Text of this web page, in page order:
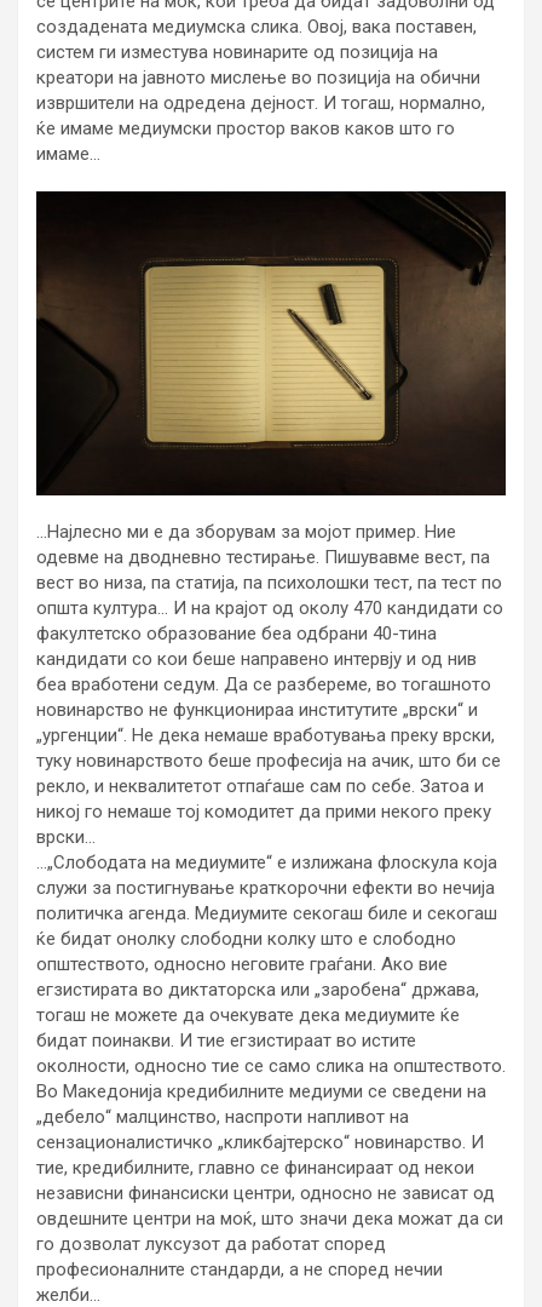
создадената медиумска слика. Овој, вака поставен,
систем ги изместува новинарите од позиција на
креатори на јавното мислење во позиција на обични
извршители на одредена дејност. И тогаш, нормално,
ќе имаме медиумски простор ваков каков што го
имаме…
…Најлесно ми е да зборувам за мојот пример. Ние
одевме на дводневно тестирање. Пишувавме вест, па
вест во низа, па статија, па психолошки тест, па тест по
општа култура… И на крајот од околу 470 кандидати со
факултетско образование беа одбрани 40-тина
кандидати со кои беше направено интервју и од нив
беа вработени седум. Да се разбереме, во тогашното
новинарство не функционираа институтите „врски“ и
„ургенции“. Не дека немаше вработувања преку врски,
туку новинарството беше професија на ачик, што би се
рекло, и неквалитетот отпаѓаше сам по себе. Затоа и
никој го немаше тој комодитет да прими некого преку
врски…
…„Слободата на медиумите“ е излижана флоскула која
служи за постигнување краткорочни ефекти во нечија
политичка агенда. Медиумите секогаш биле и секогаш
ќе бидат онолку слободни колку што е слободно
општеството, односно неговите граѓани. Ако вие
егзистирата во диктаторска или „заробена“ држава,
тогаш не можете да очекувате дека медиумите ќе
бидат поинакви. И тие егзистираат во истите
околности, односно тие се само слика на општеството.
Во Македонија кредибилните медиуми се сведени на
„дебело“ малцинство, наспроти напливот на
сензационалистичко „кликбајтерско“ новинарство. И
тие, кредибилните, главно се финансираат од некои
независни финансиски центри, односно не зависат од
овдешните центри на моќ, што значи дека можат да си
го дозволат луксузот да работат според
професионалните стандарди, а не според нечии
желби…